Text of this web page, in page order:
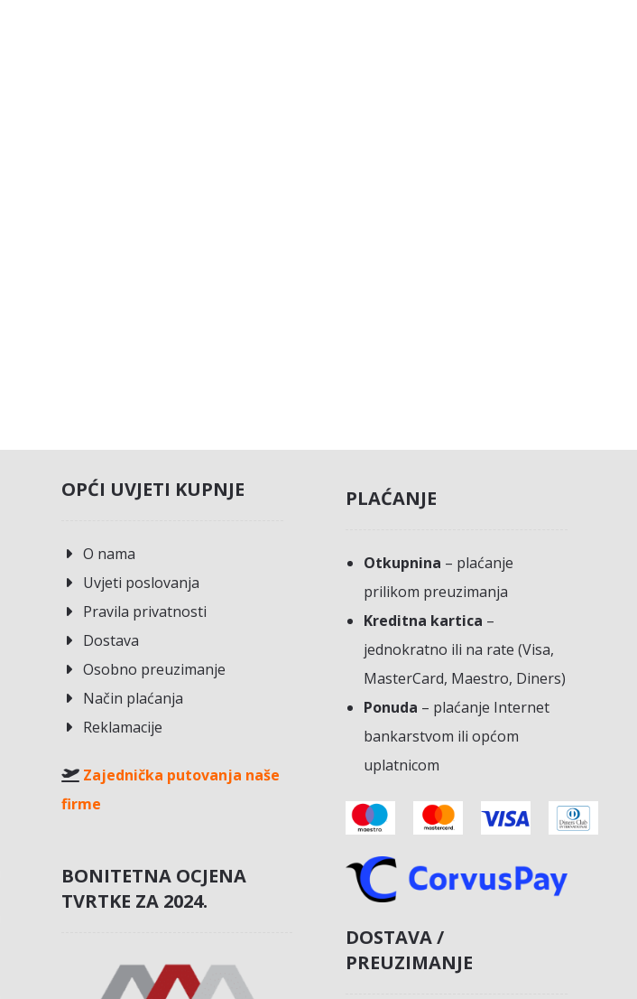
OPĆI UVJETI KUPNJE
O nama
Uvjeti poslovanja
Pravila privatnosti
Dostava
Osobno preuzimanje
Način plaćanja
Reklamacije
Zajednička putovanja naše
firme
BONITETNA OCJENA
TVRTKE ZA 2024.
PLAĆANJE
Otkupnina – plaćanje
prilikom preuzimanja
Kreditna kartica –
jednokratno ili na rate (Visa,
MasterCard, Maestro, Diners)
Ponuda – plaćanje Internet
bankarstvom ili općom
uplatnicom
DOSTAVA /
PREUZIMANJE